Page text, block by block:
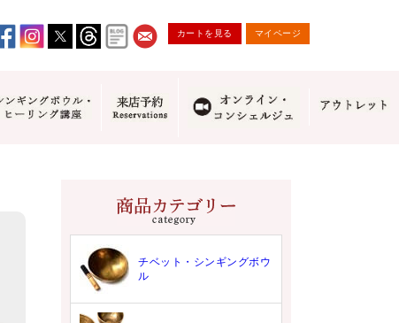
カートを見る マイページ
チベット・シンギングボウ
ル